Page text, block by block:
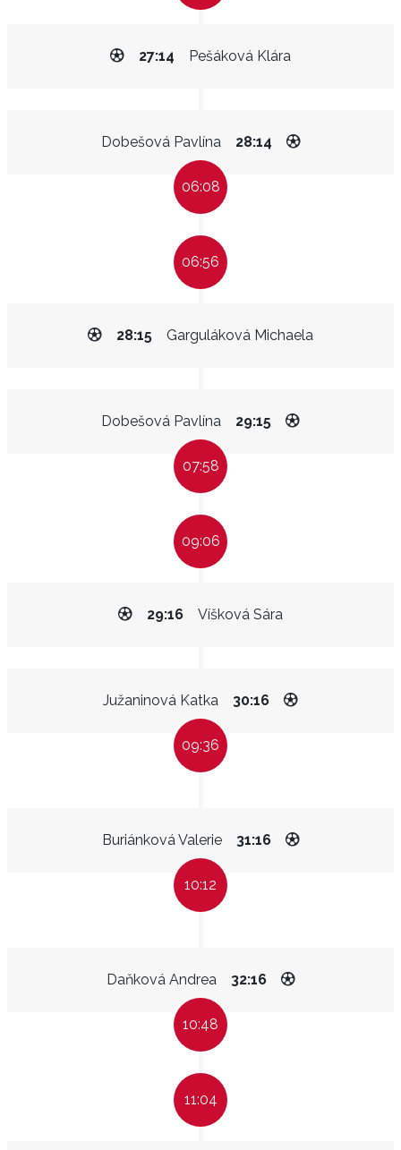
Pešáková Klára
27:14
Dobešová Pavlína 28:14
06:08
06:56
Garguláková Michaela
28:15
Dobešová Pavlína 29:15
07:58
09:06
Víšková Sára
29:16
Južaninová Katka 30:16
09:36
Buriánková Valerie 31:16
10:12
Daňková Andrea 32:16
10:48
11:04